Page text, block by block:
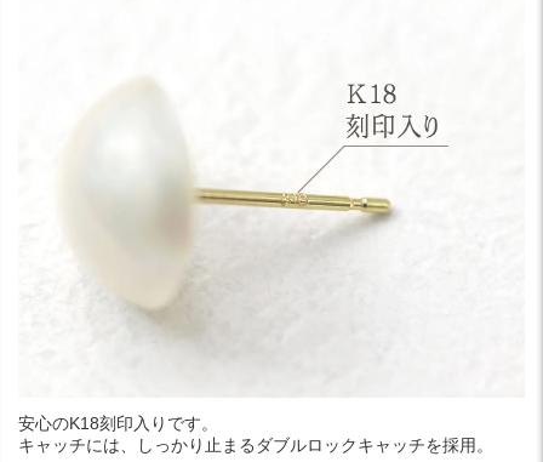
安心のK18刻印入りです。
キャッチには、しっかり止まるダブルロックキャッチを採用。